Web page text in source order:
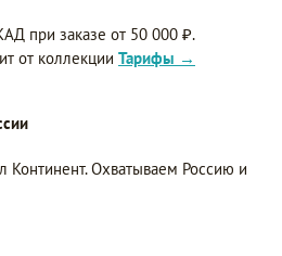
при заказе от 50 000 ₽.
от коллекции Тарифы →
Охватываем Россию и